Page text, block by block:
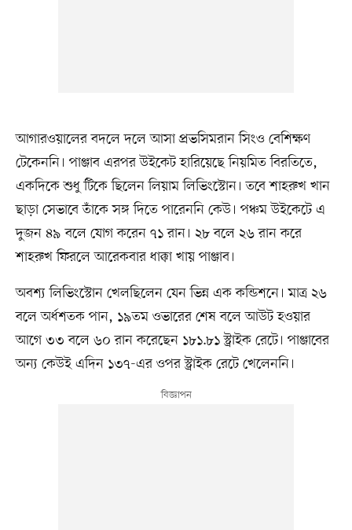
আগারওয়ালের বদলে দলে আসা প্রভসিমরান সিংও বেশিক্ষণ
টেকেননি। পাঞ্জাব এরপর উইকেট হারিয়েছে নিয়মিত বিরতিতে,
একদিকে শুধু টিকে ছিলেন লিয়াম লিভিংস্টোন। তবে শাহরুখ খান
ছাড়া সেভাবে তাঁকে সঙ্গ দিতে পারেননি কেউ। পঞ্চম উইকেটে এ
দুজন ৪৯ বলে যোগ করেন ৭১ রান। ২৮ বলে ২৬ রান করে
শাহরুখ ফিরলে আরেকবার ধাক্কা খায় পাঞ্জাব।
অবশ্য লিভিংস্টোন খেলছিলেন যেন ভিন্ন এক কন্ডিশনে। মাত্র ২৬
বলে অর্ধশতক পান, ১৯তম ওভারের শেষ বলে আউট হওয়ার
আগে ৩৩ বলে ৬০ রান করেছেন ১৮১.৮১ স্ট্রাইক রেটে। পাঞ্জাবের
অন্য কেউই এদিন ১৩৭-এর ওপর স্ট্রাইক রেটে খেলেননি।